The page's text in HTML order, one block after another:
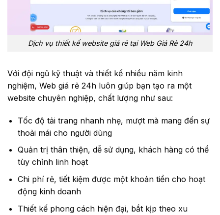
Dịch vụ thiết kế website giá rẻ tại Web Giá Rẻ 24h
Với đội ngũ kỹ thuật và thiết kế nhiều năm kinh
nghiệm, Web giá rẻ 24h luôn giúp bạn tạo ra một
website chuyên nghiệp, chất lượng như sau:
Tốc độ tải trang nhanh nhẹ, mượt mà mang đến sự
thoải mái cho người dùng
Quản trị thân thiện, dễ sử dụng, khách hàng có thể
tùy chỉnh linh hoạt
Chi phí rẻ, tiết kiệm được một khoản tiền cho hoạt
động kinh doanh
Thiết kế phong cách hiện đại, bắt kịp theo xu